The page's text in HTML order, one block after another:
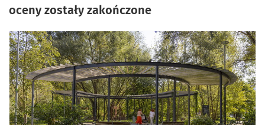
oceny zostały zakończone